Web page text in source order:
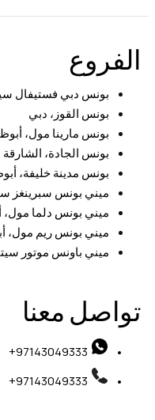
الفروع
بونس دبي فستيفال
بونس القوز، دبي
بونس مارينا مول،
بونس الجادة، الشارقة
بونس مدينة خليفة،
ميني بونس سبرينغز
ميني بونس دلما مول،
ميني بونس ريم مول،
ميني باونس موتور
تواصل معنا
97143049333+
97143049333+